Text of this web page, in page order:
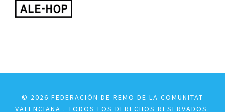
© 2026 FEDERACIÓN DE REMO DE LA COMUNITAT
VALENCIANA . TODOS LOS DERECHOS RESERVADOS.